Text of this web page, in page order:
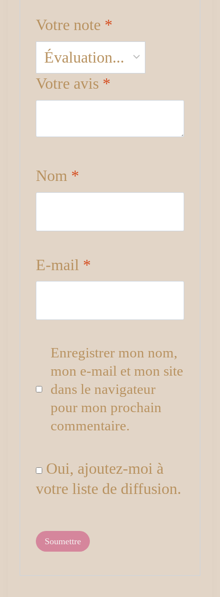
Votre note *
Votre avis *
Nom *
E-mail *
Enregistrer mon nom,
mon e-mail et mon site
dans le navigateur
pour mon prochain
commentaire.
Oui, ajoutez-moi à
votre liste de diffusion.